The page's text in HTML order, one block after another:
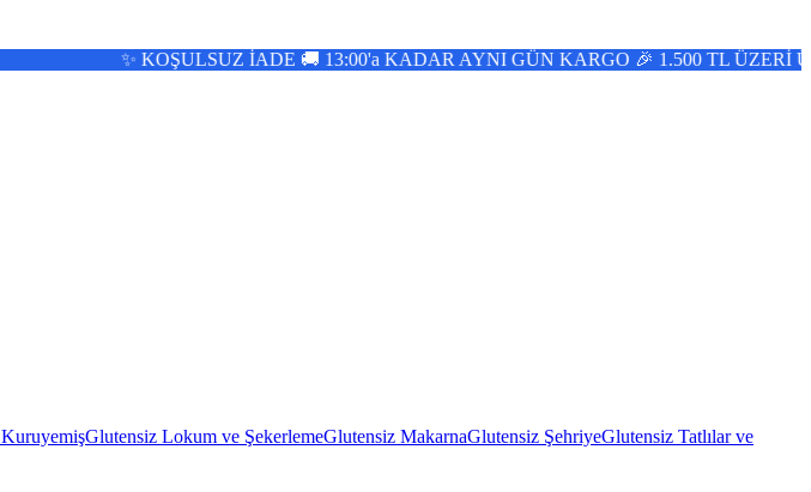
✨ KOŞULSUZ İADE 🚚 13:00'a KADAR AYNI GÜN KARGO 🎉 1.500 TL ÜZERİ
Glutensiz Lokum ve ŞekerlemeGlutensiz MakarnaGlutensiz ŞehriyeGlutensiz Tatlılar ve